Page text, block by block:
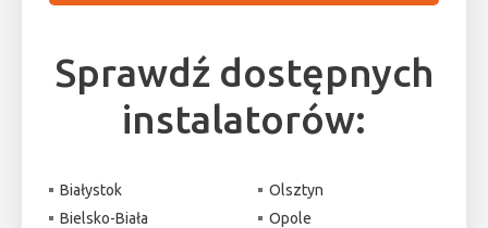
Sprawdź dostępnych
instalatorów:
Białystok
Bielsko-Biała
Olsztyn
Opole